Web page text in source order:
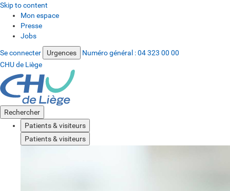
Skip to content
Mon espace
Presse
Jobs
Se connecter Urgences Numéro général :04 323 00 00
CHU de Liège
Rechercher
Patients & visiteurs
Patients & visiteurs